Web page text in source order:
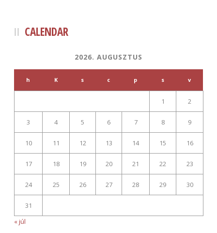
CALENDAR
2026. AUGUSZTUS
h K s c p s v
1 2
3 4 5 6 7 8 9
10 11 12 13 14 15 16
17 18 19 20 21 22 23
24 25 26 27 28 29 30
31
« júl